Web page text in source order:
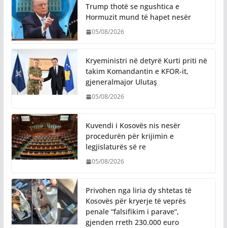
Trump thotë se ngushtica e
Hormuzit mund të hapet nesër
05/08/2026
Kryeministri në detyrë Kurti priti në
takim Komandantin e KFOR-it,
gjeneralmajor Ulutaş
05/08/2026
Kuvendi i Kosovës nis nesër
procedurën për krijimin e
legjislaturës së re
05/08/2026
Privohen nga liria dy shtetas të
Kosovës për kryerje të veprës
penale “falsifikim i parave“,
gjenden rreth 230.000 euro